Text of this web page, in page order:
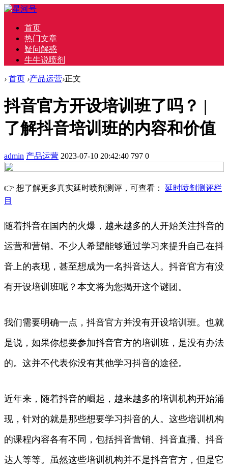
首页
热门文章
疑问解惑
牛牛说喷剂
› 首页 ›产品运营›正文
抖音官方开设培训班了吗？ |
了解抖音培训班的内容和价值
admin 产品运营 2023-07-10 20:42:40 797 0
👉 想了解更多真实延时喷剂测评，可查看： 延时喷剂测评栏
目
随着抖音在国内的火爆，越来越多的人开始关注抖音的
运营和营销。不少人希望能够通过学习来提升自己在抖
音上的表现，甚至想成为一名抖音达人。抖音官方有没
有开设培训班呢？本文将为您揭开这个谜团。
我们需要明确一点，抖音官方并没有开设培训班。也就
是说，如果你想要参加抖音官方的培训班，是没有办法
的。这并不代表你没有其他学习抖音的途径。
近年来，随着抖音的崛起，越来越多的培训机构开始涌
现，针对的就是那些想要学习抖音的人。这些培训机构
的课程内容各有不同，包括抖音营销、抖音直播、抖音
达人等等。虽然这些培训机构并不是抖音官方，但是它